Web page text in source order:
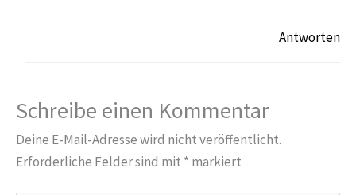
Antworten
Schreibe einen Kommentar
Deine E-Mail-Adresse wird nicht veröffentlicht.
Erforderliche Felder sind mit * markiert